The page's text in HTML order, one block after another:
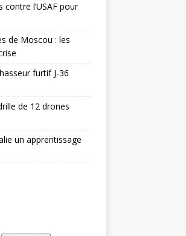
contre l’USAF pour
de Moscou : les
furtif J-36
de 12 drones
un apprentissage